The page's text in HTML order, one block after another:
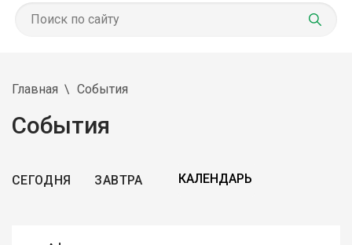
Главная События
События
СЕГОДНЯ ЗАВТРА